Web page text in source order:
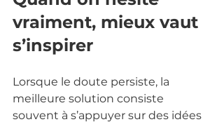
vraiment, mieux vaut
s’inspirer
Lorsque le doute persiste, la
meilleure solution consiste
souvent à s’appuyer sur des idées